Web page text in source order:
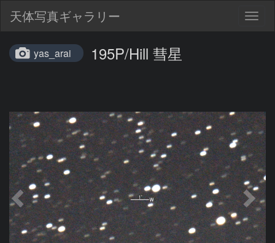
天体写真ギャラリー
yas_arai 195P/Hill 彗星